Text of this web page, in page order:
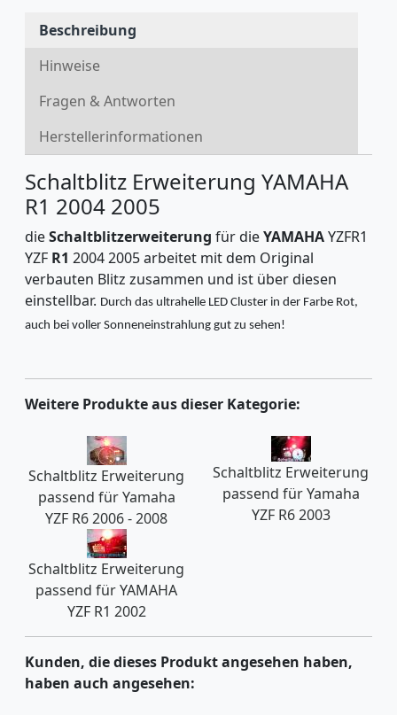
Beschreibung
Hinweise
Fragen & Antworten
Herstellerinformationen
Schaltblitz Erweiterung YAMAHA
R1 2004 2005
dieSchaltblitzerweiterung für dieYAMAHAYZFR1
YZF R1 2004 2005 arbeitet mit dem Original
verbauten Blitz zusammen und ist über diesen
einstellbar. Durch das ultrahelle LED Cluster in der Farbe Rot,
auch bei voller Sonneneinstrahlung gut zu sehen!
Weitere Produkte aus dieser Kategorie:
Schaltblitz Erweiterung
passend für Yamaha
YZF R6 2006 - 2008
Schaltblitz Erweiterung
passend für Yamaha
YZF R6 2003
Schaltblitz Erweiterung
passend für YAMAHA
YZF R1 2002
Kunden, die dieses Produkt angesehen haben,
haben auch angesehen: